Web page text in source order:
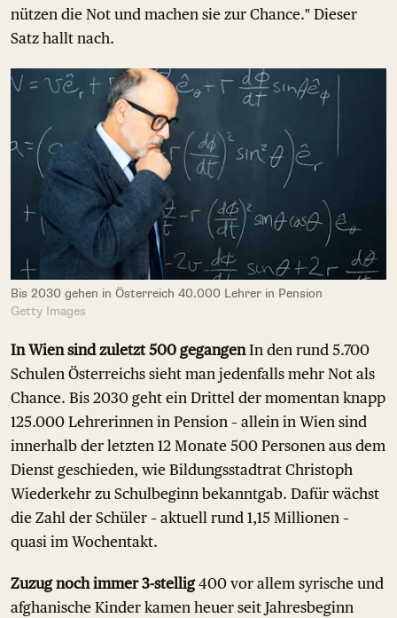
nützen die Not und machen sie zur Chance." Dieser
Satz hallt nach.
Bis 2030 gehen in Österreich 40.000 Lehrer in Pension
Getty Images
In Wien sind zuletzt 500 gegangenIn den rund 5.700
Schulen Österreichs sieht man jedenfalls mehr Not als
Chance. Bis 2030 geht ein Drittel der momentan knapp
125.000 Lehrerinnen in Pension – allein in Wien sind
innerhalb der letzten 12 Monate 500 Personen aus dem
Dienst geschieden, wie Bildungsstadtrat Christoph
Wiederkehr zu Schulbeginn bekanntgab. Dafür wächst
die Zahl der Schüler – aktuell rund 1,15 Millionen –
quasi im Wochentakt.
Zuzug noch immer 3-stellig400 vor allem syrische und
afghanische Kinder kamen heuer seit Jahresbeginn